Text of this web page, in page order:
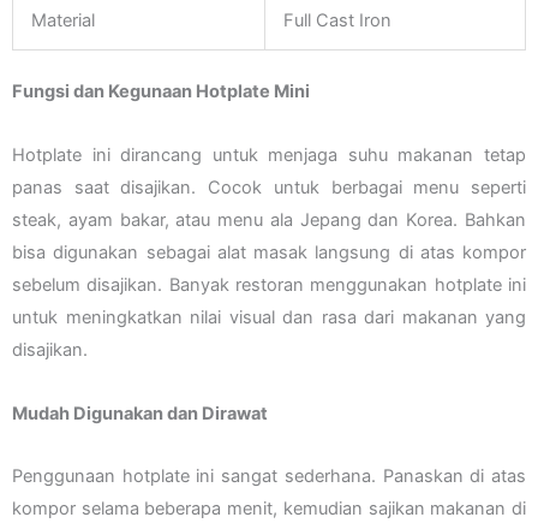
Material Full Cast Iron
Fungsi dan Kegunaan Hotplate Mini
Hotplate ini dirancang untuk menjaga suhu makanan tetap
panas saat disajikan. Cocok untuk berbagai menu seperti
steak, ayam bakar, atau menu ala Jepang dan Korea. Bahkan
bisa digunakan sebagai alat masak langsung di atas kompor
sebelum disajikan. Banyak restoran menggunakan hotplate ini
untuk meningkatkan nilai visual dan rasa dari makanan yang
disajikan.
Mudah Digunakan dan Dirawat
Penggunaan hotplate ini sangat sederhana. Panaskan di atas
kompor selama beberapa menit, kemudian sajikan makanan di